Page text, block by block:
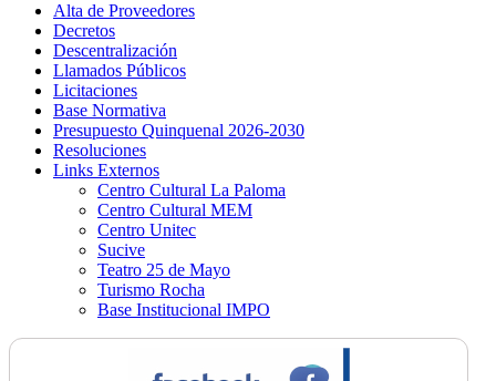
Alta de Proveedores
Decretos
Descentralización
Llamados Públicos
Licitaciones
Base Normativa
Presupuesto Quinquenal 2026-2030
Resoluciones
Links Externos
Centro Cultural La Paloma
Centro Cultural MEM
Centro Unitec
Sucive
Teatro 25 de Mayo
Turismo Rocha
Base Institucional IMPO